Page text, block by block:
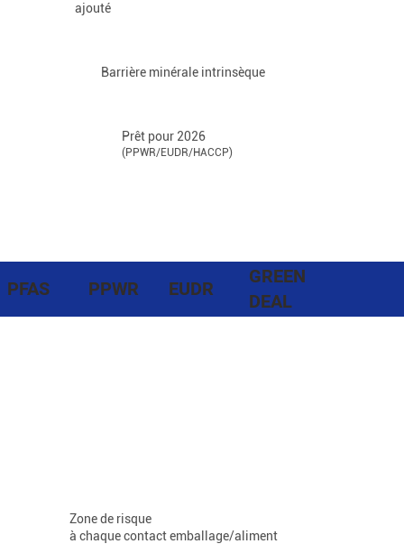
ajouté
Barrière minérale intrinsèque
Prêt pour 2026
(PPWR/EUDR/HACCP)
PFAS PPWR EUDR
GREEN
DEAL
Zone de risque
à chaque contact emballage/aliment